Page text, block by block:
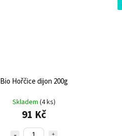
Bio Hořčice dijon 200g
Skladem (4 ks)
91 Kč